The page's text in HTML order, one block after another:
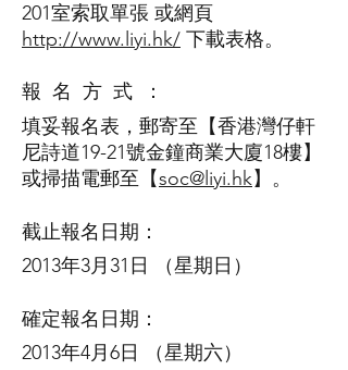
201室索取單張 或網頁
http://www.liyi.hk/ 下載表格。
報 名 方 式 ：
填妥報名表，郵寄至【香港灣仔軒
尼詩道19-21號金鐘商業大廈18樓】
或掃描電郵至【soc@liyi.hk】。
截止報名日期：
2013年3月31日 （星期日）
確定報名日期：
2013年4月6日 （星期六）